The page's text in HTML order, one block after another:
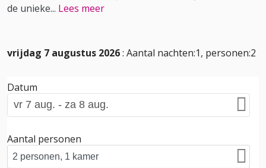
de unieke... Lees meer
vrijdag 7 augustus 2026: Aantal nachten:1, personen:2
Datum
Aantal personen